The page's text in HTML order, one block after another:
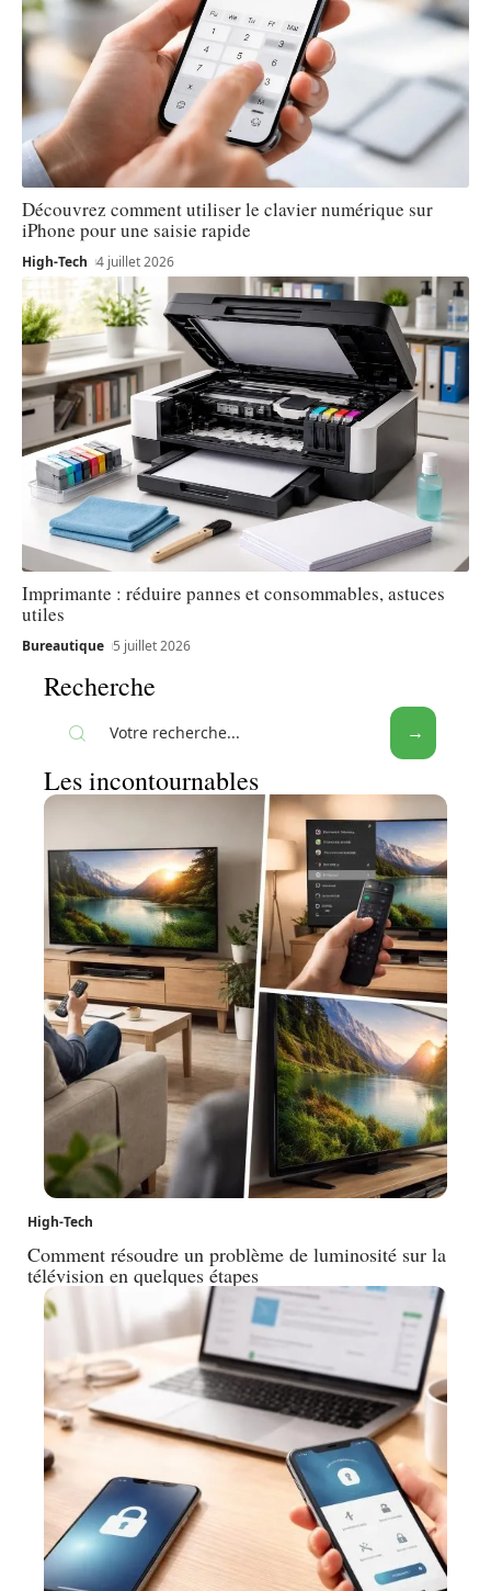
Découvrez comment utiliser le clavier numérique sur
iPhone pour une saisie rapide
High-Tech 4 juillet 2026
Imprimante : réduire pannes et consommables, astuces
utiles
Bureautique 5 juillet 2026
Recherche
Les incontournables
High-Tech
Comment résoudre un problème de luminosité sur la
télévision en quelques étapes